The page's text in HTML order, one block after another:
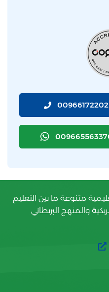
متنوعة ما بين التعليم
والمنهج البريطاني